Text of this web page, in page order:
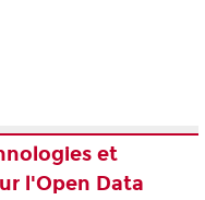
et
l'Open Data